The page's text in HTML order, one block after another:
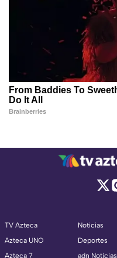
TV Azteca
Azteca UNO
Azteca 7
Noticias
Deportes
adn Noticias